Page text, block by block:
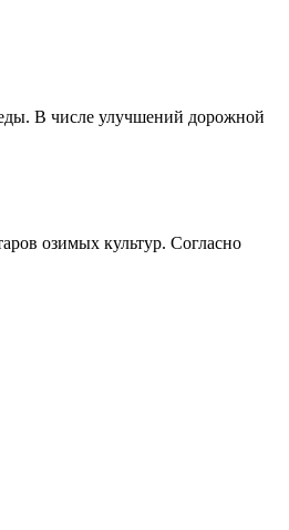
В числе улучшений дорожной
озимых культур. Согласно